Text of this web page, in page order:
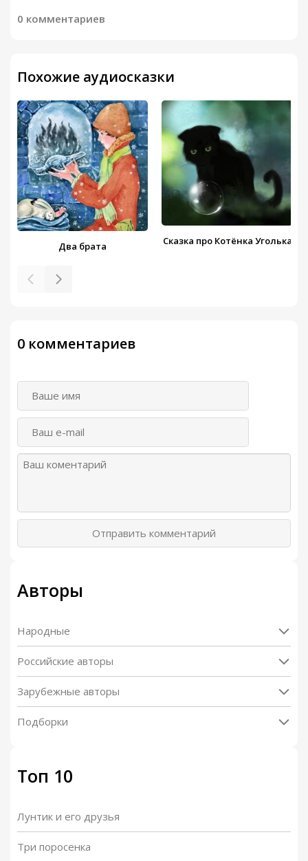
0 комментариев
Похожие аудиосказки
Два брата Сказка про Котёнка Уголька
0 комментариев
Отправить комментарий
Авторы
Народные
Российские авторы
Зарубежные авторы
Подборки
Топ 10
Лунтик и его друзья
Три поросенка